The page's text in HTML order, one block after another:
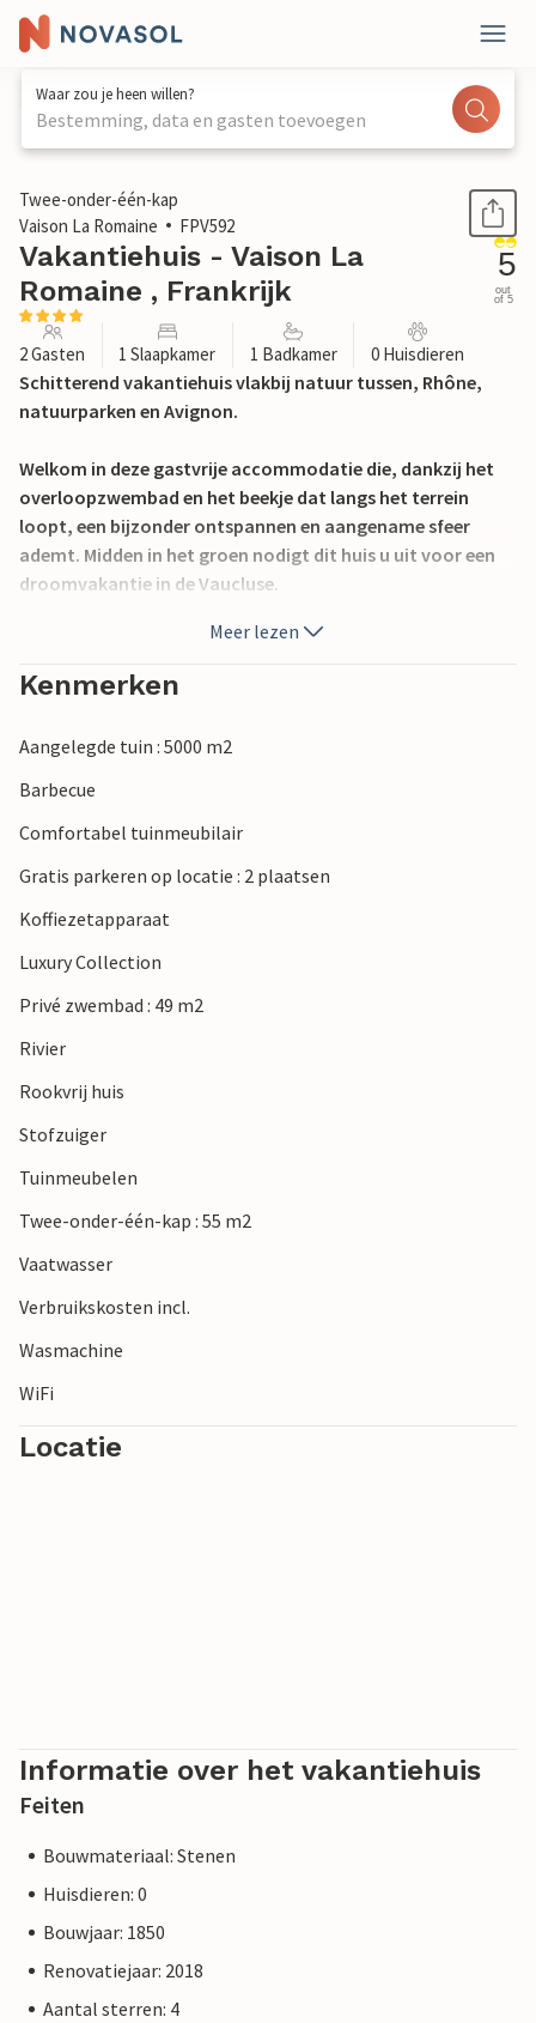
Waar zou je heen willen?
Bestemming, data en gasten toevoegen
1 / 21
Twee-onder-één-kap
Vaison La Romaine
FPV592
Vakantiehuis - Vaison La
Romaine , Frankrijk
5
out
of 5
2 Gasten 1 Slaapkamer 1 Badkamer 0 Huisdieren
Schitterend vakantiehuis vlakbij natuur tussen, Rhône,
natuurparken en Avignon.
Welkom in deze gastvrije accommodatie die, dankzij het
overloopzwembad en het beekje dat langs het terrein
loopt, een bijzonder ontspannen en aangename sfeer
ademt. Midden in het groen nodigt dit huis u uit voor een
droomvakantie in de Vaucluse.
Gelegen tussen Vaison-la-Romaine en Malaucène, op een
terrein van 5.000 m², kunt u deze vakantieoase de uwe
noemen. Het stenen huisje zelf, tegenover het zwembad, is
toevluchtsoord voor twee die samen willen genieten van
een paar ontspannende dagen in een prachtige omgeving.
Kijk uit naar uw tijd in de Vaucluse!
Meer lezen
Kenmerken
Aangelegde tuin : 5000 m2
Barbecue
Comfortabel tuinmeubilair
Gratis parkeren op locatie : 2 plaatsen
Koffiezetapparaat
Luxury Collection
Privé zwembad : 49 m2
Rivier
Rookvrij huis
Stofzuiger
Tuinmeubelen
Twee-onder-één-kap : 55 m2
Vaatwasser
Verbruikskosten incl.
Wasmachine
WiFi
Locatie
Informatie over het vakantiehuis
Feiten
Bouwmateriaal: Stenen
Huisdieren: 0
Bouwjaar: 1850
Renovatiejaar: 2018
Aantal sterren: 4